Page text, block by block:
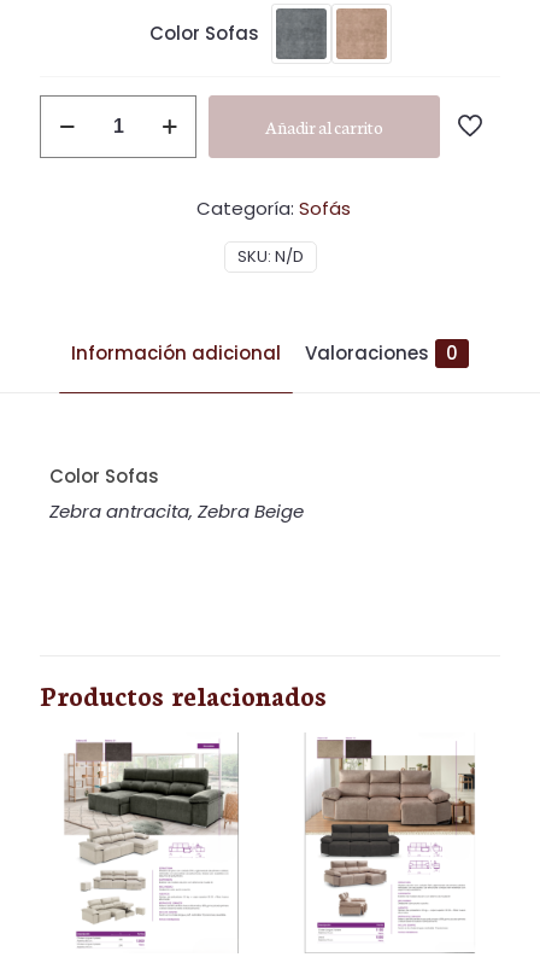
Color Sofas
cantidad
Añadir al carrito
SKU: N/D
Categoría: Sofás
Información adicional Valoraciones 0
Color Sofas
Zebra antracita, Zebra Beige
publicada.
Los campos obligatorios están
marcados con*
Tu puntuación*
1 de 5
estrellas
2 de 5
estrellas
4 de 5
estrellas
5 de 5
estrellas
Productos relacionados